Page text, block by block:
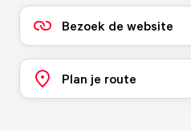
Bezoek de website
Plan je route